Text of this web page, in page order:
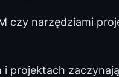
czy narzędziami
projektach